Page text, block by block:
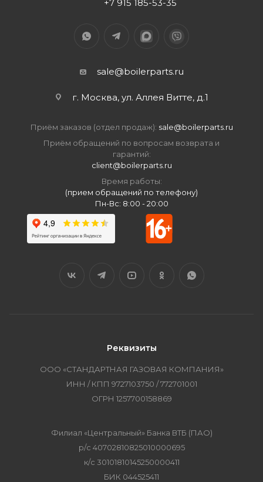
+7 915 185-53-35
sale@boilerparts.ru
г. Москва, ул. Аллея Витте, д.1
Приём заказов (отдел продаж): sale@boilerparts.ru
Приём обращений по вопросам возврата и
гарантий:
client@boilerparts.ru
Время работы:
(прием обращений по телефону)
Пн-Вс: 8:00 - 20:00
Реквизиты
ООО «СТАНДАРТНАЯ ГАЗОВАЯ КОМПАНИЯ»
ИНН / КПП 9727103750 / 772701001
ОГРН 1257700158869
Филиал «Центральный» Банка ВТБ (ПАО)
р/с 40702810825010000695
к/с 30101810145250000411
БИК 044525411